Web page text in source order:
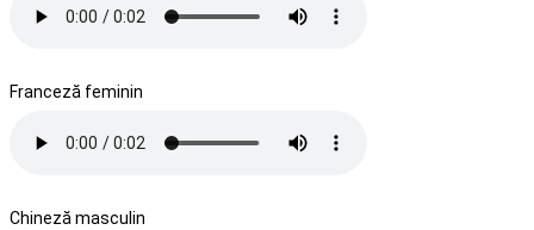
Franceză feminin
Chineză masculin